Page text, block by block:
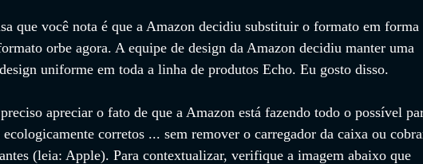
que você nota é que a Amazon decidiu substituir o formato em
orbe agora. A equipe de design da Amazon decidiu manter uma
uniforme em toda a linha de produtos Echo. Eu gosto disso.
apreciar o fato de que a Amazon está fazendo todo o possível
corretos ... sem remover o carregador da caixa ou
(leia: Apple). Para contextualizar, verifique a imagem abaixo que